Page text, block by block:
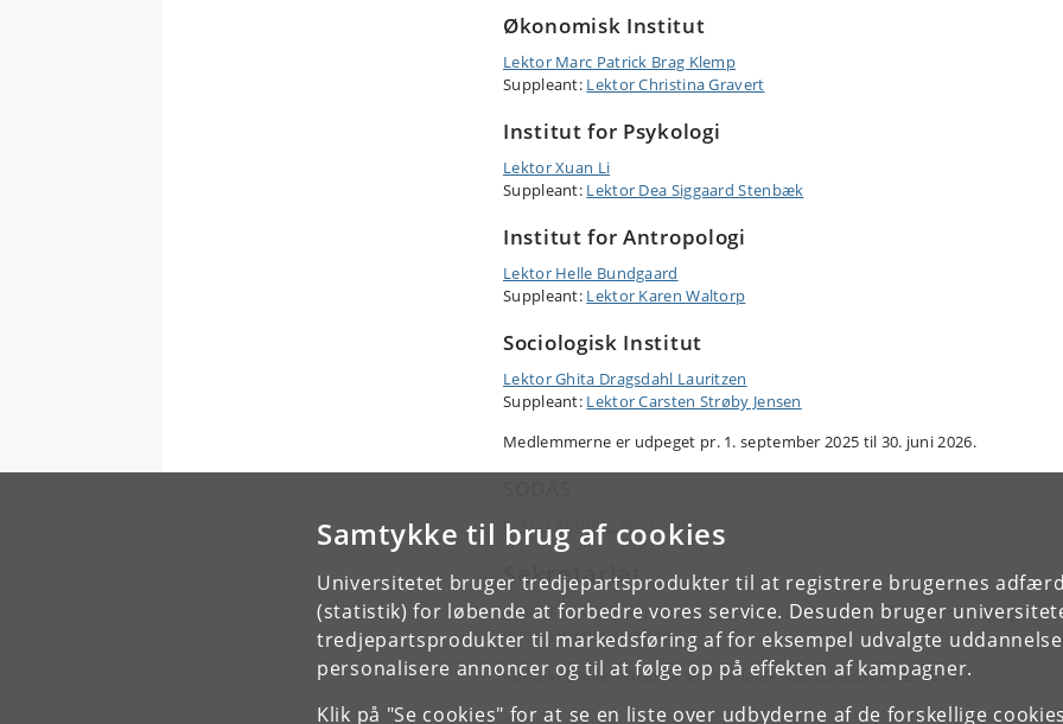
Samtykke til brug af cookies
Universitetet bruger tredjepartsprodukter til at registrere brugernes
(statistik) for løbende at forbedre vores service. Desuden bruger
tredjepartsprodukter til markedsføring af for eksempel udvalgte
personalisere annoncer og til at følge op på effekten af kampagner.
Klik på "Se cookies" for at se en liste over udbyderne af de forskellige
Økonomisk Institut
Lektor Marc Patrick Brag Klemp
Suppleant: Lektor Christina Gravert
Institut for Psykologi
Lektor Xuan Li
Suppleant: Lektor Dea Siggaard Stenbæk
Institut for Antropologi
Lektor Helle Bundgaard
Suppleant: Lektor Karen Waltorp
Sociologisk Institut
Lektor Ghita Dragsdahl Lauritzen
Suppleant: Lektor Carsten Strøby Jensen
Medlem​​​​​​merne er udpeget pr. 1. september 2025 til 30. juni 2026.
Lektor Andreas Bjerre-Nielsen
Sekretariat
SAMF Forskningsetisk Komite sekretariatsbetjenes af KU Forskning og
Informationssikkerhed.
Kontakt Daniel Mosbæk Jensen,forsk@adm.ku.dk, 35 32 38 19